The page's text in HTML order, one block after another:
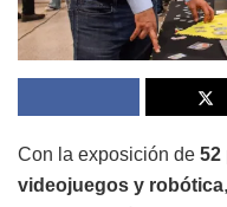
Con la exposición de 52
videojuegos y robótica